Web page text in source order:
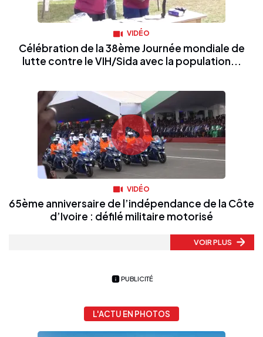
VIDÉO
Célébration de la 38ème Journée mondiale de
lutte contre le VIH/Sida avec la population...
VIDÉO
65ème anniversaire de l’indépendance de la Côte
d’Ivoire : défilé militaire motorisé
VOIR PLUS
PUBLICITÉ
L'ACTU EN PHOTOS